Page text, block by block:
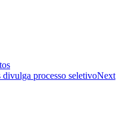
divulga processo seletivoNext